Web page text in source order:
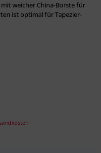
weicher China-Borste für
ist optimal für Tapezier-